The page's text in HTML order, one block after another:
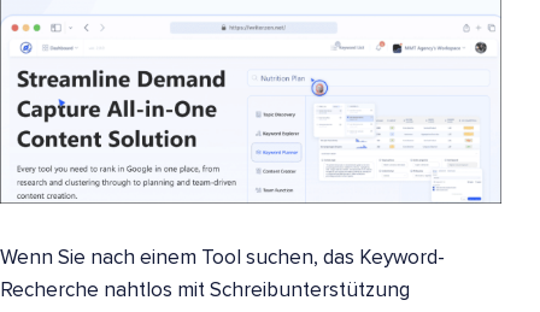
Wenn Sie nach einem Tool suchen, das Keyword-
Recherche nahtlos mit Schreibunterstützung